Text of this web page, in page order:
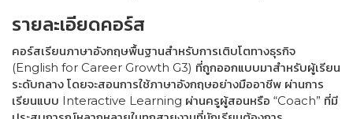
รายละเอียดคอร์ส
คอร์สเรียนภาษาอังกฤษพื้นฐานสำหรับการเติบโตทางธุรกิจ
(English for Career Growth G3) ที่ถูกออกแบบมาสำหรับผู้เรียน
ระดับกลาง โดยจะสอนการใช้ภาษาอังกฤษอย่างมืออาชีพ ผ่านการ
เรียนแบบ Interactive Learning ผ่านครูผู้สอนหรือ “Coach” ที่มี